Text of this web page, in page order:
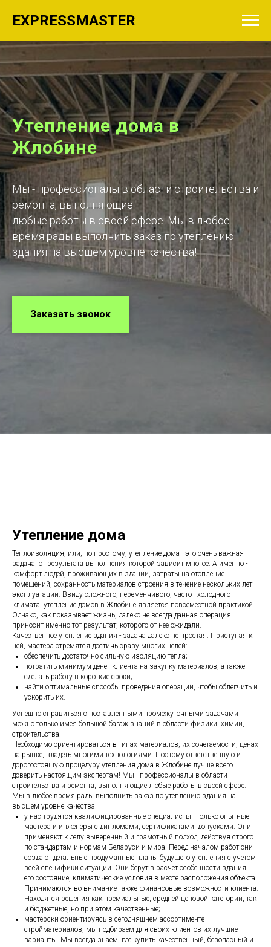
EXPRESSMASTER
Утепление дома в
Жлобине
Мы - профессионалы в области строительства и
ремонта, выполняющие
любые работы в своей сфере. Мы в любое
время рады выполнить заказ по утеплению
здания на высшем уровне качества!
Заказать звонок
Утепление дома
Теплоизоляция, или, по-простому, утепление дома - это очень важная
задача, от результата выполнения которой зависит многое. А именно -
комфорт людей, проживающих в здании, затраты на отопление
помещений, сохранность материалов строения в течение нескольких лет
эксплуатации. Ввиду сложного, переменчивого, часто - холодного
климата, утепление домов в Жлобине является повсеместной практикой.
Однако, как показывает жизнь, далеко не всегда данная операция
приносит именно тот результат, которого от нее ожидали.
Качественное утепление здания - задача далеко не простая. Приступая к
ней, мастера стремятся достичь сразу многих целей:
обеспечить достаточно сильную изоляцию тепла;
потратить минимум денег клиента на закупку материалов, а также -
сделать работу в короткие сроки;
найти оптимальные способы проведения операций, чтобы облегчить и
ускорить их.
Успешно справиться с поставленными промежуточными задачами
можно только имея большой багаж знаний в области физики, химии,
строительства.
Необходимо ориентироваться в типах материалов, их сочетаемости, ценах
на рынке, владеть многими технологиями. Поэтому ответственную и
дорогостоящую процедуру утепления дома в Жлобине лучше всего
доверить настоящим экспертам! Мы - профессионалы в области
строительства и ремонта, выполняющие любые работы в своей сфере.
Мы в любое время рады выполнить заказ по утеплению здания на
высшем уровне качества!
у нас трудятся квалифицированные специалисты - только опытные
мастера и инженеры с дипломами, сертификатами, допусками. Они
применяют к делу выверенный и грамотный подход, действуя строго
по стандартам и нормам Беларуси и мира. Перед началом работ они
создают детальные продуманные планы будущего утепления с учетом
всей специфики ситуации. Они берут в расчет особенности здания,
его состояние, климатические условия в месте расположения объекта.
Принимаются во внимание также финансовые возможности клиента.
Находятся решения как премиальные, средней ценовой категории, так
и бюджетные, но при этом качественные;
мастерски ориентируясь в сегодняшнем ассортименте
стройматериалов, мы подбираем для своих клиентов их лучшие
варианты. Мы всегда знаем, где купить качественный, безопасный и